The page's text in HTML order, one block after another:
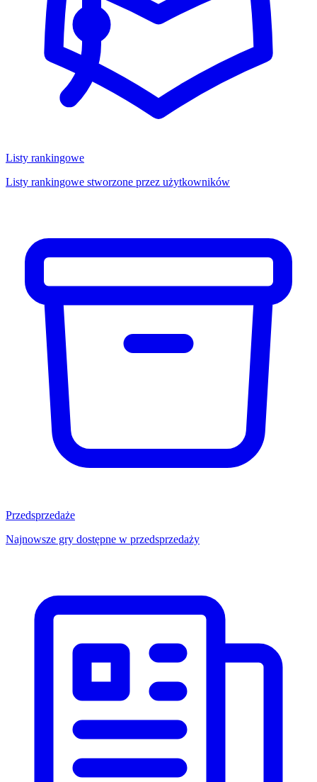
Listy rankingowe
Listy rankingowe stworzone przez użytkowników
Przedsprzedaże
Najnowsze gry dostępne w przedsprzedaży